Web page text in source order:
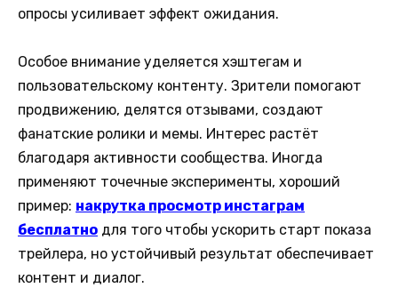
опросы усиливает эффект ожидания.
Особое внимание уделяется хэштегам и
пользовательскому контенту. Зрители помогают
продвижению, делятся отзывами, создают
фанатские ролики и мемы. Интерес растёт
благодаря активности сообщества. Иногда
применяют точечные эксперименты, хороший
пример: накрутка просмотр инстаграм
бесплатно для того чтобы ускорить старт показа
трейлера, но устойчивый результат обеспечивает
контент и диалог.